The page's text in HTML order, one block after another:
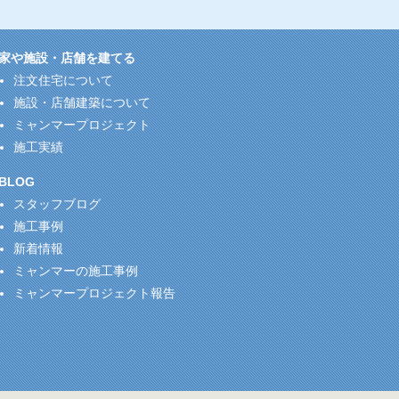
や施設・店舗を建てる
注文住宅について
施設・店舗建築について
ミャンマープロジェクト
施工実績
スタッフブログ
施工事例
新着情報
ミャンマーの施工事例
ミャンマープロジェクト報告